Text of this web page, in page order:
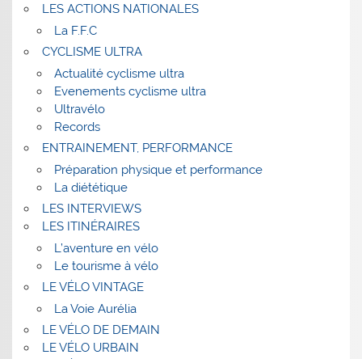
LES ACTIONS NATIONALES
La F.F.C
CYCLISME ULTRA
Actualité cyclisme ultra
Evenements cyclisme ultra
Ultravélo
Records
ENTRAINEMENT, PERFORMANCE
Préparation physique et performance
La diététique
LES INTERVIEWS
LES ITINÉRAIRES
L’aventure en vélo
Le tourisme à vélo
LE VÉLO VINTAGE
La Voie Aurélia
LE VÉLO DE DEMAIN
LE VÉLO URBAIN